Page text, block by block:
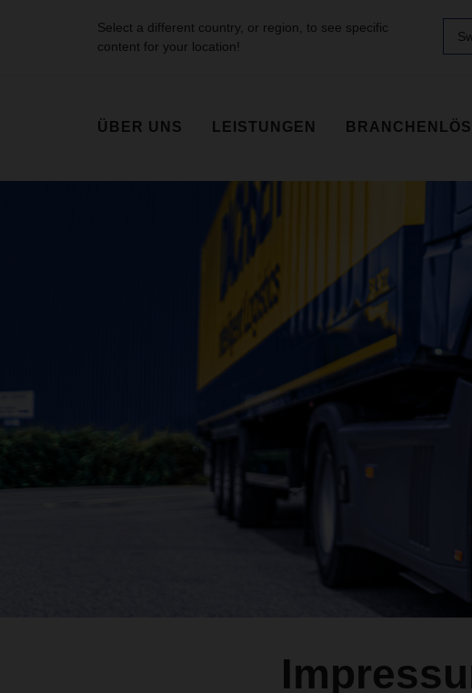
Select a different country, or region, to see specific
content for your location!
ÜBER UNS LEISTUNGEN